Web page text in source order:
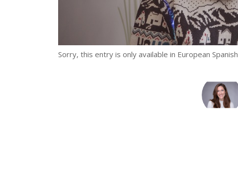
Sorry, this entry is only available in European Spanish